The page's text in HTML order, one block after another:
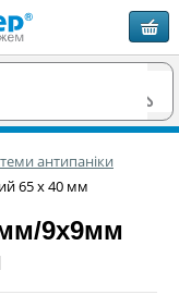
антипаніки
65 х 40 мм
9х9мм